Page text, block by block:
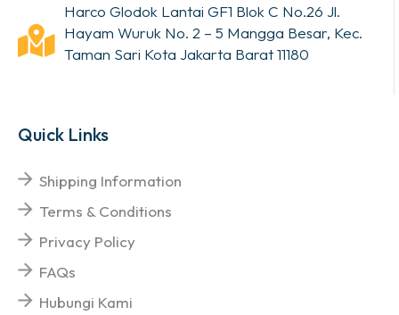
Harco Glodok Lantai GF1 Blok C No.26 Jl.
Hayam Wuruk No. 2 – 5 Mangga Besar, Kec.
Taman Sari Kota Jakarta Barat 11180
Quick Links
Shipping Information
Terms & Conditions
Privacy Policy
FAQs
Hubungi Kami